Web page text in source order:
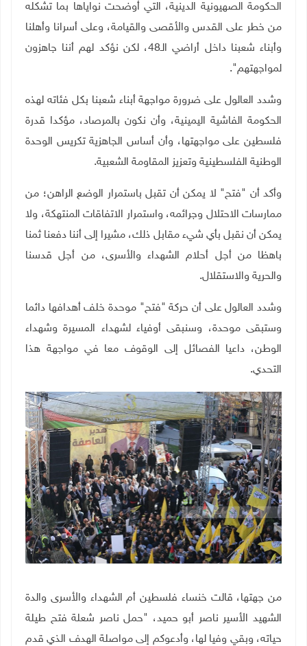
الحكومة الصهيونية الدينية، التي أوضحت نواياها بما تشكله
من خطر على القدس والأقصى والقيامة، وعلى أسرانا وأهلنا
وأبناء شعبنا داخل أراضي الـ48، لكن نؤكد لهم أننا جاهزون
لمواجهتهم".
وشدد العالول على ضرورة مواجهة أبناء شعبنا بكل فئاته لهذه
الحكومة الفاشية اليمينية، وأن نكون بالمرصاد، مؤكدا قدرة
فلسطين على مواجهتها، وأن أساس الجاهزية تكريس الوحدة
الوطنية الفلسطينية وتعزيز المقاومة الشعبية.
وأكد أن "فتح" لا يمكن أن تقبل باستمرار الوضع الراهن؛ من
ممارسات الاحتلال وجرائمه، واستمرار الاتفاقات المنتهكة، ولا
يمكن أن نقبل بأي شيء مقابل ذلك، مشيرا إلى أننا دفعنا ثمنا
باهظا من أجل أحلام الشهداء والأسرى، من أجل قدسنا
والحرية والاستقلال.
وشدد العالول على أن حركة "فتح" موحدة خلف أهدافها دائما
وستبقى موحدة، وسنبقى أوفياء لشهداء المسيرة وشهداء
الوطن، داعيا الفصائل إلى الوقوف معا في مواجهة هذا
التحدي.
من جهتها، قالت خنساء فلسطين أم الشهداء والأسرى والدة
الشهيد الأسير ناصر أبو حميد، "حمل ناصر شعلة فتح طيلة
حياته، وبقي وفيا لها، وأدعوكم إلى مواصلة الهدف الذي قدم